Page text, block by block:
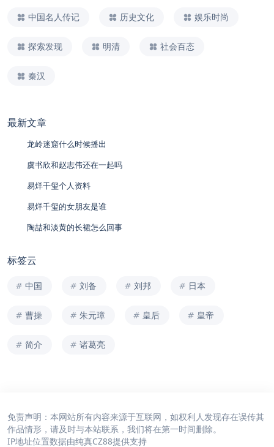
中国名人传记 历史文化 娱乐时尚
探索发现 明清 社会百态
秦汉
最新文章
龙岭迷窟什么时候播出
虞书欣和赵志伟还在一起吗
易烊千玺个人资料
易烊千玺的女朋友是谁
陶喆和淡黄的长裙怎么回事
标签云
中国 刘备 刘邦 日本
曹操 朱元璋 皇后 皇帝
简介 诸葛亮
免责声明：本网站所有内容来源于互联网，如权利人发现存在误传其
作品情形，请及时与本站联系，我们将在第一时间删除。
IP地址位置数据由纯真CZ88提供支持